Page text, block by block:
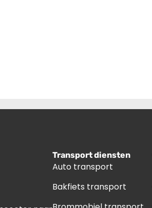
Transport diensten
Auto transport
Bakfiets transport